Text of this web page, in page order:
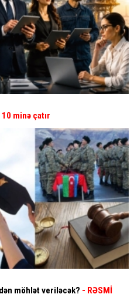
10 minə çatır
möhlət veriləcək? - RƏSMİ